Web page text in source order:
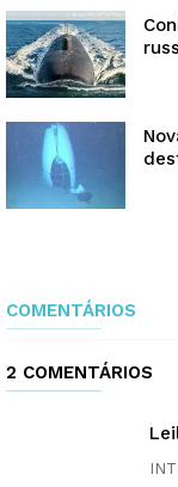
COMENTÁRIOS
2 COMENTÁRIOS